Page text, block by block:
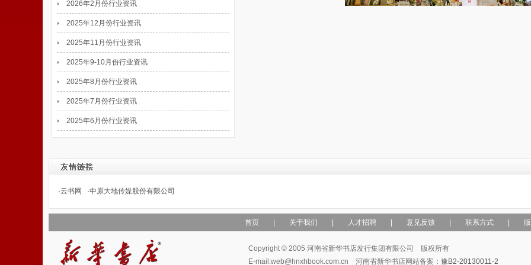
2026年2月份行业资讯
2025年12月份行业资讯
2025年11月份行业资讯
2025年9-10月份行业资讯
2025年8月份行业资讯
2025年7月份行业资讯
2025年6月份行业资讯
·云书网 ·中原大地传媒股份有限公司
首页| 关于我们 人才招聘| 意见反馈 联系方式|
Copyright © 2005 河南省新华书店发行集团有限公司 版权所有
E-mail:web@hnxhbook.com.cn 河南省新华书店网站备案： 豫B2-20130011-2